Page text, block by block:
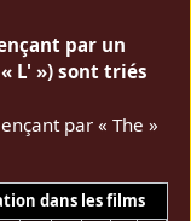
par un
L' ») sont triés
par « The »
dans les films